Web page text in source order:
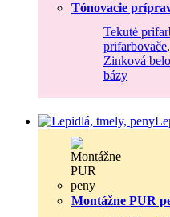
Tónovacie
Tekuté
prifarbovače,
Zinková
bázy
Montážne PUR